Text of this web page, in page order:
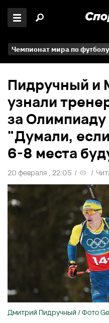
Чемпионат мира по
Пидручный и
узнали
за
"Думали,
6-8 места
20 февраля , 22:05 / /
Дмитрий Пидручный / Фото